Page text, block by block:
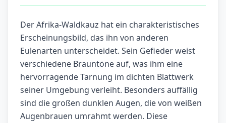
Der Afrika-Waldkauz hat ein charakteristisches
Erscheinungsbild, das ihn von anderen
Eulenarten unterscheidet. Sein Gefieder weist
verschiedene Brauntöne auf, was ihm eine
hervorragende Tarnung im dichten Blattwerk
seiner Umgebung verleiht. Besonders auffällig
sind die großen dunklen Augen, die von weißen
Augenbrauen umrahmt werden. Diese